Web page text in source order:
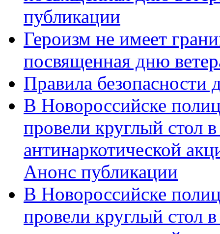
публикации
Героизм не имеет
посвященная дню
Правила безопасности
В Новороссийске
провели круглый стол
антинаркотической
Анонс публикации
В Новороссийске
провели круглый стол